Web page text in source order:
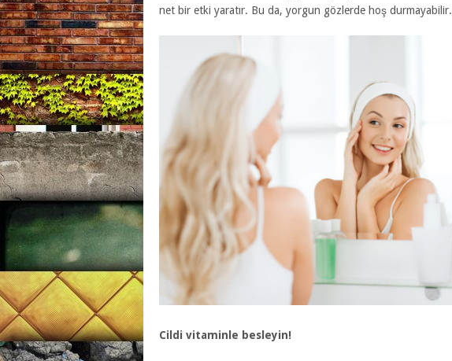
net bir etki yaratır. Bu da, yorgun gözlerde hoş durmayabilir.
Cildi vitaminle besleyin!